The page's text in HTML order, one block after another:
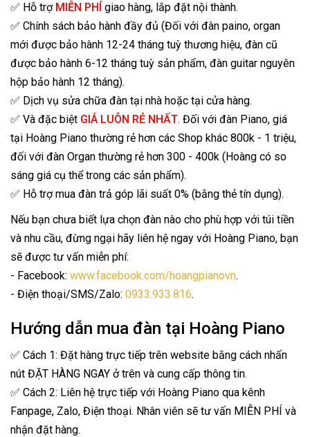
✅ Hỗ trợ MIỄN PHÍ giao hàng, lắp đặt nội thành.
✅ Chính sách bảo hành đầy đủ (Đối với đàn paino, organ
mới được bảo hành 12-24 tháng tuỳ thương hiệu, đàn cũ
được bảo hành 6-12 tháng tuỳ sản phẩm, đàn guitar nguyên
hộp bảo hành 12 tháng).
✅ Dịch vụ sửa chữa đàn tại nhà hoặc tại cửa hàng.
✅ Và đặc biệt GIÁ LUÔN RẺ NHẤT. Đối với đàn Piano, giá
tại Hoàng Piano thường rẻ hơn các Shop khác 800k - 1 triệu,
đối với đàn Organ thường rẻ hơn 300 - 400k (Hoàng có so
sáng giá cụ thể trong các sản phẩm).
✅ Hỗ trợ mua đàn trả góp lãi suất 0% (bằng thẻ tín dụng).
Nếu bạn chưa biết lựa chọn đàn nào cho phù hợp với túi tiền
và nhu cầu, đừng ngại hãy liên hệ ngay với Hoàng Piano, bạn
sẽ được tư vấn miễn phí:
- Facebook: www.facebook.com/hoangpianovn.
- Điện thoại/SMS/Zalo: 0933.933.816.
Hướng dẫn mua đàn tại Hoàng Piano
✅ Cách 1: Đặt hàng trực tiếp trên website bằng cách nhấn
nút ĐẶT HÀNG NGAY ở trên và cung cấp thông tin.
✅ Cách 2: Liên hệ trực tiếp với Hoàng Piano qua kênh
Fanpage, Zalo, Điện thoại. Nhân viên sẽ tư vấn MIỄN PHÍ và
nhận đặt hàng.